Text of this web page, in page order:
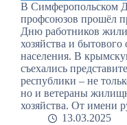
В Симферопольском
профсоюзов прошёл
Дню работников
хозяйства и
населения. В
съехались
республики – не
но и ветераны
хозяйства. От имени
13.03.2025